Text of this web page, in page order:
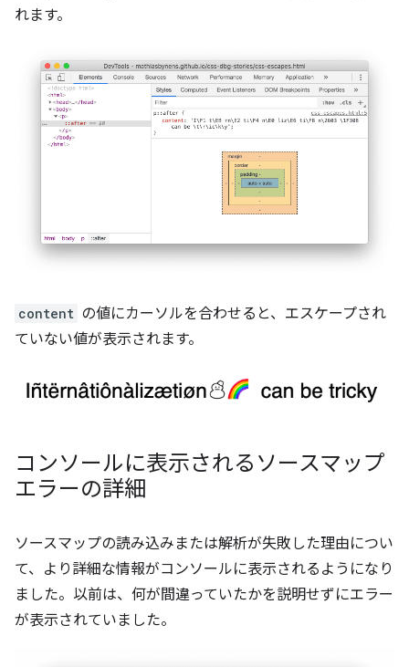
れます。
content の値にカーソルを合わせると、エスケープされ
ていない値が表示されます。
コンソールに表示されるソースマップ
エラーの詳細
ソースマップの読み込みまたは解析が失敗した理由につい
て、より詳細な情報がコンソールに表示されるようになり
ました。以前は、何が間違っていたかを説明せずにエラー
が表示されていました。